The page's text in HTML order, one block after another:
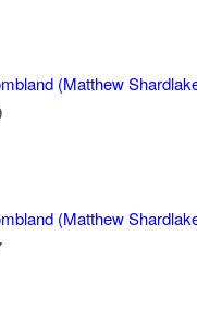
(Matthew
(Matthew